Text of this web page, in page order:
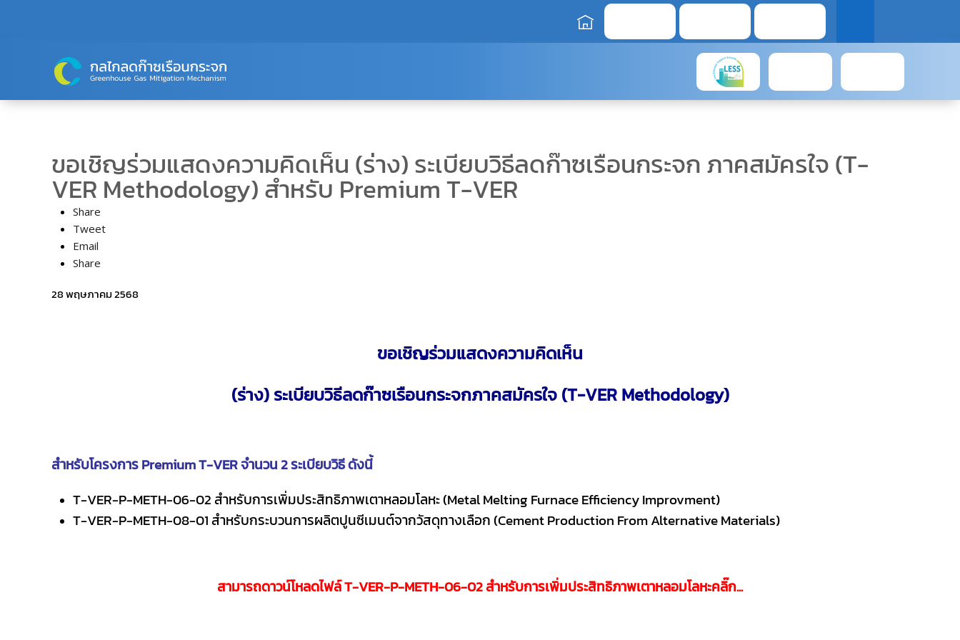
ขอเชิญร่วมแสดงความคิดเห็น (ร่าง) ระเบียบวิธีลดก๊าซเรือนกระจก ภาคสมัครใจ (T-
VER Methodology) สำหรับ Premium T-VER
Share
Tweet
Email
Share
28 พฤษภาคม 2568
ขอเชิญร่วมแสดงความคิดเห็น
(ร่าง) ระเบียบวิธีลดก๊าซเรือนกระจกภาคสมัครใจ (T-VER Methodology)
สำหรับโครงการ Premium T-VER จำนวน 2 ระเบียบวิธี ดังนี้
T-VER-P-METH-06-02 สำหรับการเพิ่มประสิทธิภาพเตาหลอมโลหะ (Metal Melting Furnace Efficiency Improvment)
T-VER-P-METH-08-01 สำหรับกระบวนการผลิตปูนซีเมนต์จากวัสดุทางเลือก (Cement Production From Alternative Materials)
สามารถดาวน์โหลดไฟล์T-VER-P-METH-06-02สำหรับการเพิ่มประสิทธิภาพเตาหลอมโลหะคลิ๊ก...